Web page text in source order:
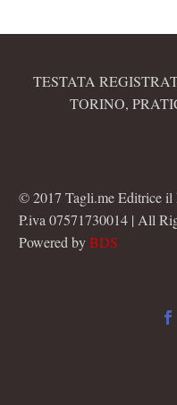
TESTATA
TORINO,
© 2017 Tagli.me Editrice il
P.iva 07571730014 | All
Powered byBDS